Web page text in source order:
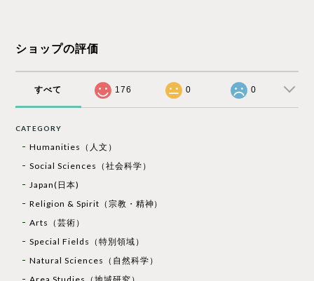
ショップの評価
すべて 176 0 0
CATEGORY
Humanities（人文）
Social Sciences（社会科学）
Japan(日本)
Religion & Spirit（宗教・精神）
Arts（芸術）
Special Fields（特別領域）
Natural Sciences（自然科学）
Area Studies（地域研究）